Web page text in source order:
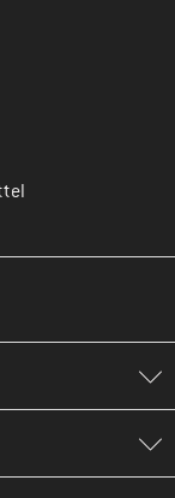
im nächsten